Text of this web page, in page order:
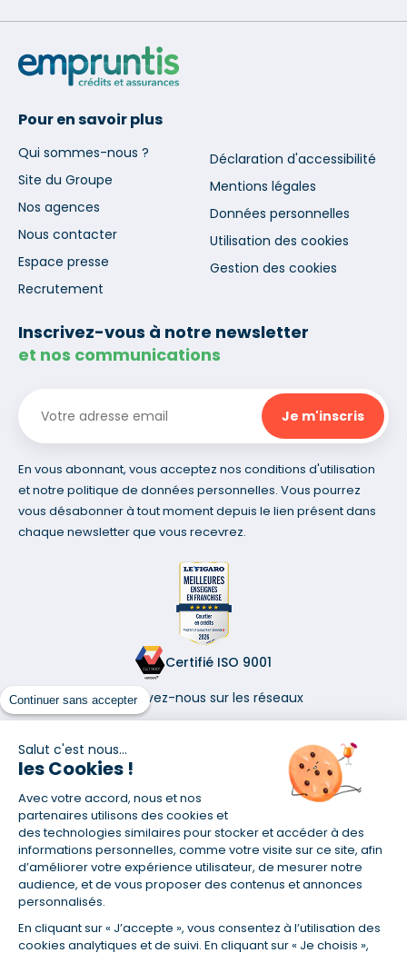
Continuer sans accepter
Salut c'est nous...
les Cookies !
Avec votre accord, nous et nos
partenaires utilisons des cookies et
des technologies similaires pour stocker et accéder à des
informations personnelles, comme votre visite sur ce site, afin
d’améliorer votre expérience utilisateur, de mesurer notre
audience, et de vous proposer des contenus et annonces
personnalisés.
En cliquant sur « J’accepte », vous consentez à l’utilisation des
cookies analytiques et de suivi. En cliquant sur « Je choisis »,
Pour en savoir plus
Qui sommes-nous ?
Site du Groupe
Nos agences
Nous contacter
Espace presse
Recrutement
Déclaration d'accessibilité
Mentions légales
Données personnelles
Utilisation des cookies
Gestion des cookies
Inscrivez-vous à notre newsletter
et nos communications
En vous abonnant, vous acceptez nos conditions d'utilisation
et notre politique de données personnelles. Vous pourrez
vous désabonner à tout moment depuis le lien présent dans
chaque newsletter que vous recevrez.
Certifié ISO 9001
Retrouvez-nous sur les réseaux
(1) Taux fixe national hors assurance et selon votre profil
(2) Économie de 65 % pour l'assurance d'un prêt amortissable de 330
457,23 € à 0,90 % sur 19,5 ans, accordé à un salarié non cadre assuré à
100 % (décès, PTIA, IPP, ITT, IPP) âgé de 36 ans fumeur et une personne
salariée non cadre assurée à 100 % (décès, PTIA, IPP, ITT, IPP) âgée de 35
ans et non-fumeur, tous deux sans risque médical connu. Au
14/07/2019, coût de l'assurance proposée par la banque 179,08 €/mois
en moyenne contre 64,60 €/mois en moyenne au 14/07/2022 avec
Empruntis.com (TAEA : 0,44 %, coût total de l'assurance : 15 117,65 €).